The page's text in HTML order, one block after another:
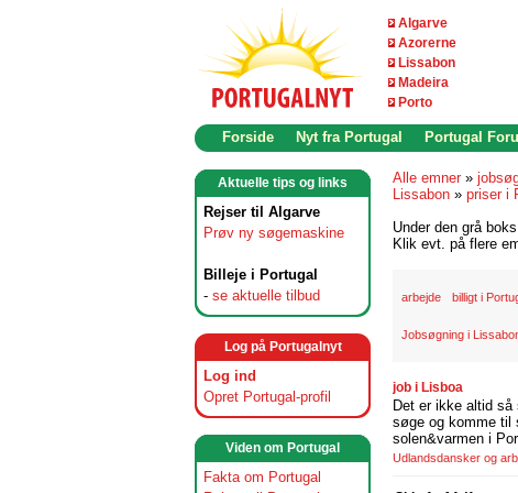
Algarve
Azorerne
Lissabon
Madeira
Porto
Forside Nyt fra Portugal Portugal
Aktuelle tips og links
Rejser til Algarve
Prøv ny søgemaskine
Billeje i Portugal
- se aktuelle tilbud
Log på Portugalnyt
Log ind
Opret Portugal-profil
Viden om Portugal
Fakta om Portugal
Alle emner »
Lissabon » priser i
Under den grå
Klik evt. på flere
arbejde billigt i
Jobsøgning i
job i Lisboa
Det er ikke altid
søge og komme til
solen&varmen i
Udlandsdansker og